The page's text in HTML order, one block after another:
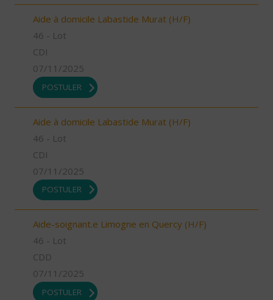
Aide à domicile Labastide Murat (H/F)
46 - Lot
CDI
07/11/2025
POSTULER
Aide à domicile Labastide Murat (H/F)
46 - Lot
CDI
07/11/2025
POSTULER
Aide-soignant.e Limogne en Quercy (H/F)
46 - Lot
CDD
07/11/2025
POSTULER